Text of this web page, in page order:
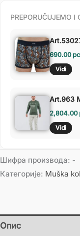
PREPORUČUJEMO I
690.00
Vidi
Art.963
2,804.00
Vidi
Шифра производа: -
Категорије: Muška
Опис